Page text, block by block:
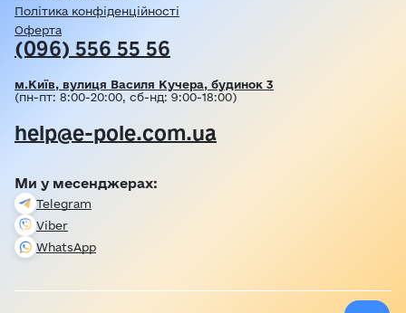
Політика конфіденційності
Оферта
(096) 556 55 56
м.Київ, вулиця Василя Кучера, будинок 3
(пн-пт: 8:00-20:00, сб-нд: 9:00-18:00)
help@e-pole.com.ua
Ми у месенджерах:
Telegram
Viber
WhatsApp